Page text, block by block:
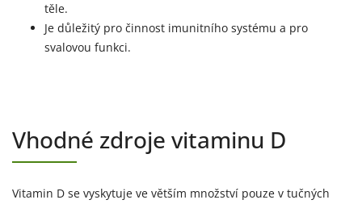
těle.
Je důležitý pro činnost imunitního systému a pro
svalovou funkci.
Vhodné zdroje vitaminu D
Vitamin D se vyskytuje ve větším množství pouze v tučných